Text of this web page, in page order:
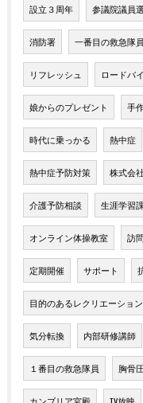
設立３周年 参議院議員
消防署 一番目の救急隊員
リフレッシュ ロードバ
娘からのプレゼント 手
時代に乗っかる 熱中症
熱中症予防対策 株式会社
介護予防相談 生涯学習課
オンライン体操教室 訪
定期開催 サポート
目的のあるレクリエーション
気分転換 内部研修講師
１番目の救急隊員 胸骨
カンブリア宮殿 TV放映